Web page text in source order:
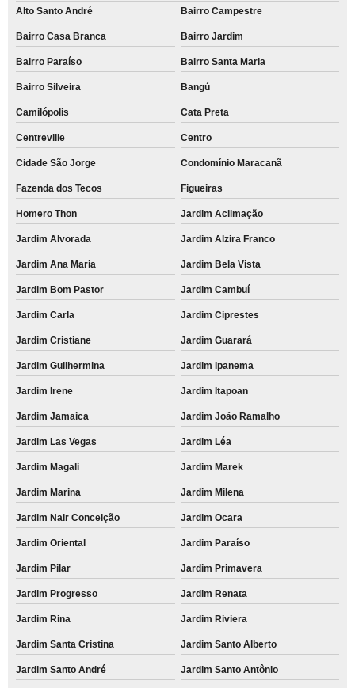
Alto Santo André Bairro Campestre
Bairro Casa Branca Bairro Jardim
Bairro Paraíso Bairro Santa Maria
Bairro Silveira Bangú
Camilópolis Cata Preta
Centreville Centro
Cidade São Jorge Condomínio Maracanã
Fazenda dos Tecos Figueiras
Homero Thon Jardim Aclimação
Jardim Alvorada Jardim Alzira Franco
Jardim Ana Maria Jardim Bela Vista
Jardim Bom Pastor Jardim Cambuí
Jardim Carla Jardim Ciprestes
Jardim Cristiane Jardim Guarará
Jardim Guilhermina Jardim Ipanema
Jardim Irene Jardim Itapoan
Jardim Jamaica Jardim João Ramalho
Jardim Las Vegas Jardim Léa
Jardim Magali Jardim Marek
Jardim Marina Jardim Milena
Jardim Nair Conceição Jardim Ocara
Jardim Oriental Jardim Paraíso
Jardim Pilar Jardim Primavera
Jardim Progresso Jardim Renata
Jardim Rina Jardim Riviera
Jardim Santa Cristina Jardim Santo Alberto
Jardim Santo André Jardim Santo Antônio